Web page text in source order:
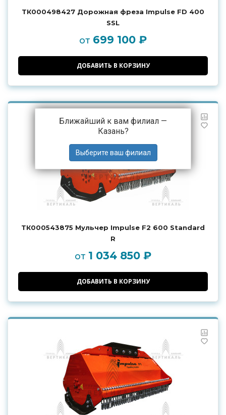
Ближайший к вам филиал —
Казань?
ТК000498427 Дорожная фреза Impulse FD 400
SSL
от 699 100 ₽
ДОБАВИТЬ В КОРЗИНУ
ТК000543875 Мульчер Impulse F2 600 Standard
R
от 1 034 850 ₽
ДОБАВИТЬ В КОРЗИНУ